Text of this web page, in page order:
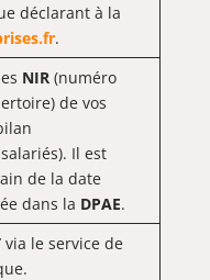
déclarant à la
.
NIR (numéro
de vos
Il est
de la date
dans la DPAE.
via le service de